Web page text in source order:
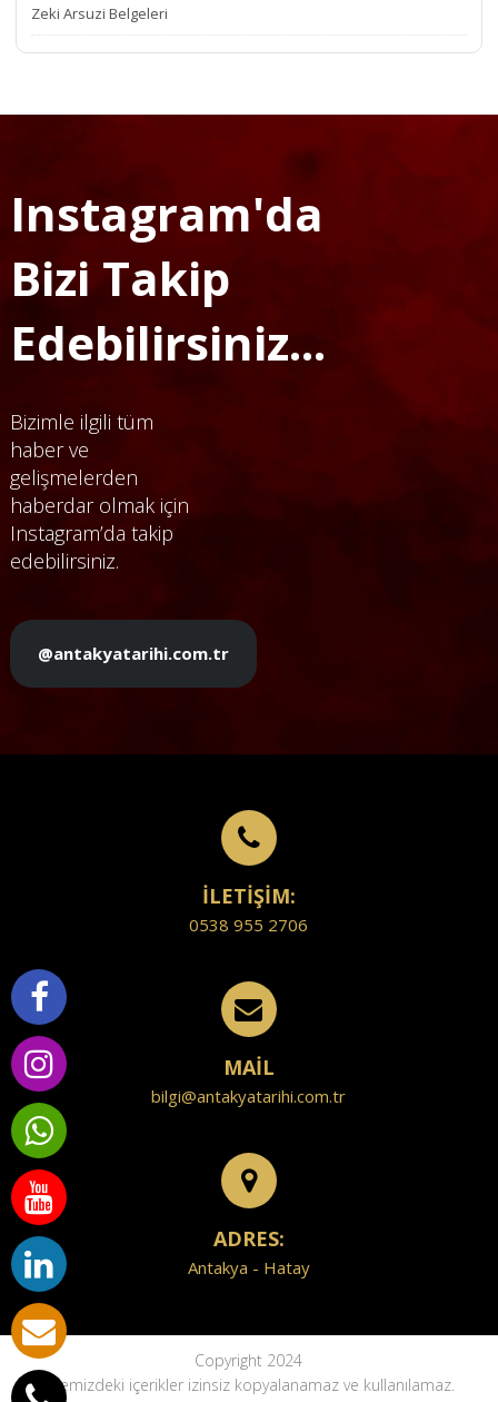
Zeki Arsuzi Belgeleri
Instagram'da
Bizi Takip
Edebilirsiniz...
Bizimle ilgili tüm
haber ve
gelişmelerden
haberdar olmak için
Instagram’da takip
edebilirsiniz.
@antakyatarihi.com.tr
İLETİŞİM:
0538 955 2706
MAİL
bilgi@antakyatarihi.com.tr
ADRES:
Antakya - Hatay
Copyright 2024
Sitemizdeki içerikler izinsiz kopyalanamaz ve kullanılamaz.